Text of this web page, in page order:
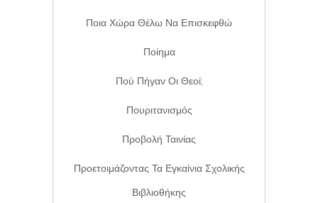
Ποια Χώρα Θέλω Να Επισκεφθώ
Ποίημα
Πού Πήγαν Οι Θεοί;
Πουριτανισμός
Προβολή Ταινίας
Προετοιμάζοντας Τα Εγκαίνια Σχολικής
Βιβλιοθήκης